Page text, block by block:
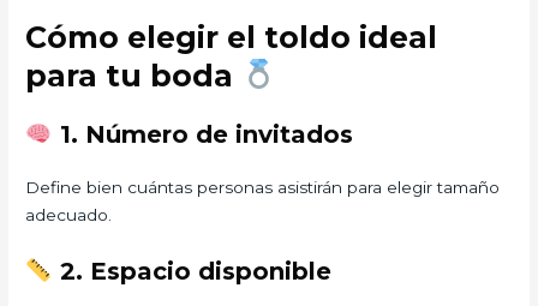
Cómo elegir el toldo ideal
para tu boda
1. Número de invitados
Define bien cuántas personas asistirán para elegir tamaño
adecuado.
2. Espacio disponible